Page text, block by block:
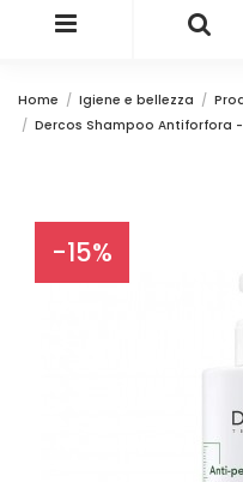
Home Igiene e bellezza
Dercos Shampoo Antiforfora
-15%